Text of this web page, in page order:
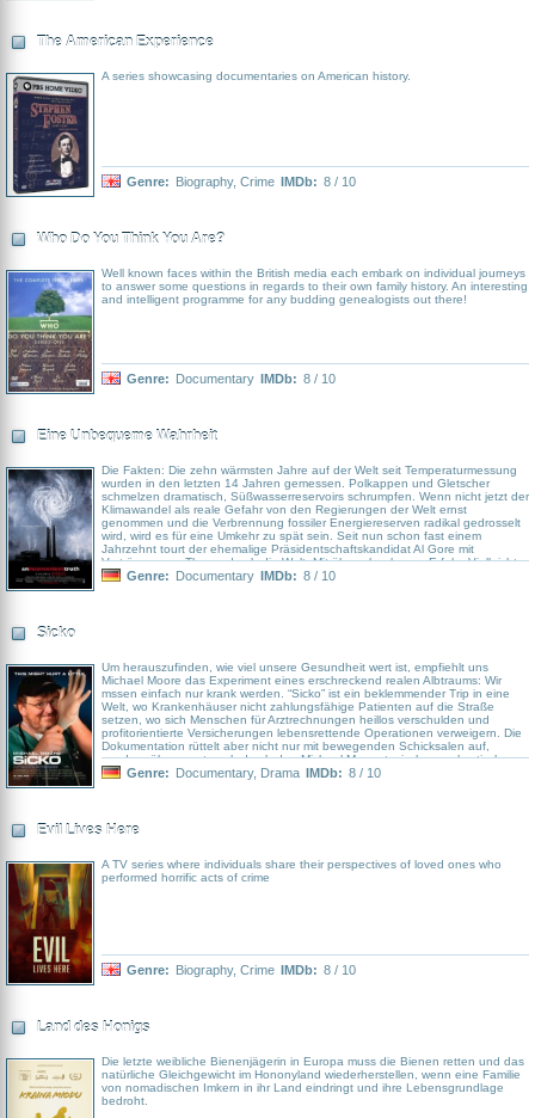
The American Experience
A series showcasing documentaries on American history.
Genre: Biography, Crime IMDb: 8 / 10
Who Do You Think You Are?
Well known faces within the British media each embark on individual journeys
to answer some questions in regards to their own family history. An interesting
and intelligent programme for any budding genealogists out there!
Genre: Documentary IMDb: 8 / 10
Eine Unbequeme Wahrheit
Die Fakten: Die zehn wärmsten Jahre auf der Welt seit Temperaturmessung
wurden in den letzten 14 Jahren gemessen. Polkappen und Gletscher
schmelzen dramatisch, Süßwasserreservoirs schrumpfen. Wenn nicht jetzt der
Klimawandel als reale Gefahr von den Regierungen der Welt ernst
genommen und die Verbrennung fossiler Energiereserven radikal gedrosselt
wird, wird es für eine Umkehr zu spät sein. Seit nun schon fast einem
Jahrzehnt tourt der ehemalige Präsidentschaftskandidat Al Gore mit
Vorträgen zum Thema durch die Welt. Mit überschaubarem Erfolg. Vielleicht
gelingt es ja dem Medium Film, die schlechte, doch ziemlich wichtige
Genre: Documentary IMDb: 8 / 10
Sicko
Um herauszufinden, wie viel unsere Gesundheit wert ist, empfiehlt uns
Michael Moore das Experiment eines erschreckend realen Albtraums: Wir
mssen einfach nur krank werden. “Sicko” ist ein beklemmender Trip in eine
Welt, wo Krankenhäuser nicht zahlungsfähige Patienten auf die Straße
setzen, wo sich Menschen für Arztrechnungen heillos verschulden und
profitorientierte Versicherungen lebensrettende Operationen verweigern. Die
Dokumentation rüttelt aber nicht nur mit bewegenden Schicksalen auf,
sondern überzeugt auch durch den Michael Moore-typischen sarkastischen
Witz.Genre: Documentary, Drama IMDb: 8 / 10
Evil Lives Here
A TV series where individuals share their perspectives of loved ones who
performed horrific acts of crime
Genre: Biography, Crime IMDb: 8 / 10
Land des Honigs
Die letzte weibliche Bienenjägerin in Europa muss die Bienen retten und das
natürliche Gleichgewicht im Hononyland wiederherstellen, wenn eine Familie
von nomadischen Imkern in ihr Land eindringt und ihre Lebensgrundlage
bedroht.